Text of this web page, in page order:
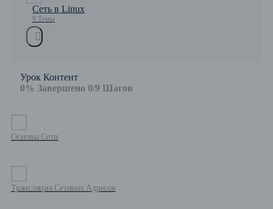
Сеть в Linux
9 Темы
Урок Контент
0% Завершено 0/9 Шагов
Основы Сети
Трансляция Сетевых Адресов